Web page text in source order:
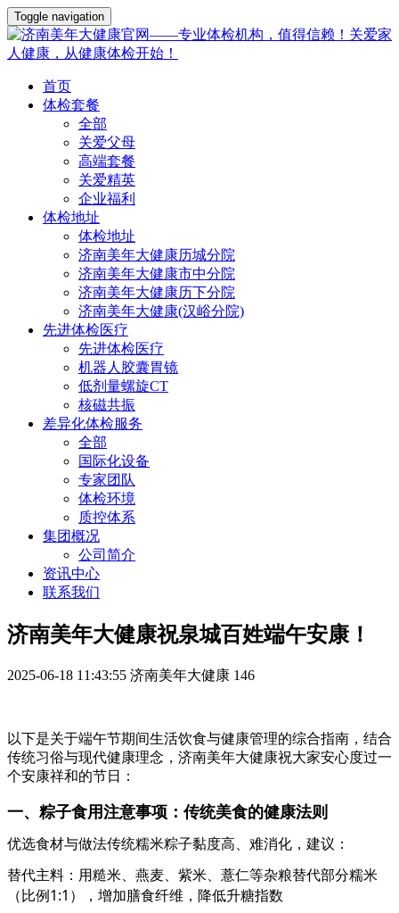
Toggle navigation
首页
体检套餐
全部
关爱父母
高端套餐
关爱精英
企业福利
体检地址
体检地址
济南美年大健康历城分院
济南美年大健康市中分院
济南美年大健康历下分院
济南美年大健康(汉峪分院)
先进体检医疗
先进体检医疗
机器人胶囊胃镜
低剂量螺旋CT
核磁共振
差异化体检服务
全部
国际化设备
专家团队
体检环境
质控体系
集团概况
公司简介
资讯中心
联系我们
济南美年大健康祝泉城百姓端午安康！
2025-06-18 11:43:55 济南美年大健康 146
以下是关于端午节期间生活饮食与健康管理的综合指南，结合
传统习俗与现代健康理念，济南美年大健康祝大家安心度过一
个安康祥和的节日：
一、粽子食用注意事项：传统美食的健康法则
优选食材与做法传统糯米粽子黏度高、难消化，建议：
替代主料：用糙米、燕麦、紫米、薏仁等杂粮替代部分糯米
（比例1:1），增加膳食纤维，降低升糖指数